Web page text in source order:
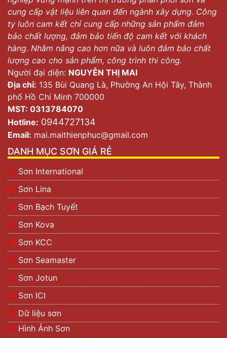
cung cấp vật liệu liên quan đến ngành xây dựng. Công
ty luôn cam kết chỉ cung cấp những sản phẩm đảm
bảo chất lượng, đảm bảo tiến độ cam kết với khách
hàng. Nhằm nâng cao hơn nữa và luôn đảm bảo chất
lượng cao cho sản phẩm, công trình thi công.
Người đại diện: NGUYỄN THỊ MAI
Địa chỉ: 135 Bùi Quang Là, Phường An Hội Tây, Thành
phố Hồ Chí Minh 700000
MST: 0313784070
Hotline: 0944727134
Email: mai.maithienphuc@gmail.com
DANH MỤC SƠN GIÁ RẺ
Sơn International
Sơn Lina
Sơn Bạch Tuyết
Sơn Kova
Sơn KCC
Sơn Seamaster
Sơn Jotun
Sơn ICI
Dữ liệu sơn
Hình Ảnh Sơn